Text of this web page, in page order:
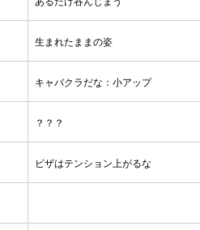
生まれたままの姿
キャバクラだな：小アップ
？？？
ピザはテンション上がるな